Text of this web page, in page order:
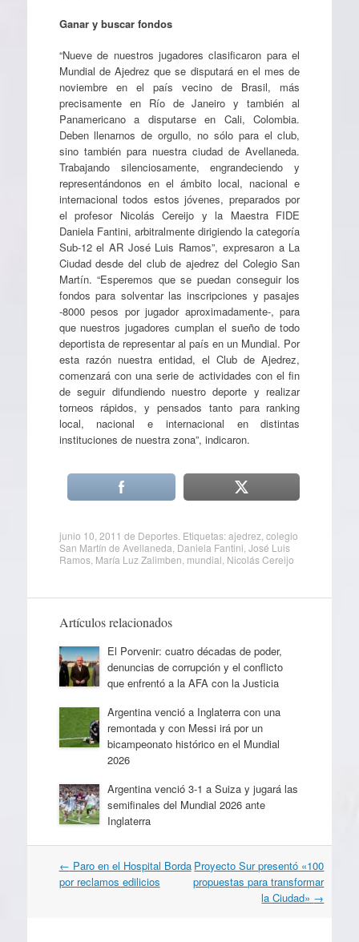
Ganar y buscar fondos
“Nueve de nuestros jugadores clasificaron para el
Mundial de Ajedrez que se disputará en el mes de
noviembre en el país vecino de Brasil, más
precisamente en Río de Janeiro y también al
Panamericano a disputarse en Cali, Colombia.
Deben llenarnos de orgullo, no sólo para el club,
sino también para nuestra ciudad de Avellaneda.
Trabajando silenciosamente, engrandeciendo y
representándonos en el ámbito local, nacional e
internacional todos estos jóvenes, preparados por
el profesor Nicolás Cereijo y la Maestra FIDE
Daniela Fantini, arbitralmente dirigiendo la categoría
Sub-12 el AR José Luis Ramos”, expresaron a La
Ciudad desde del club de ajedrez del Colegio San
Martín. “Esperemos que se puedan conseguir los
fondos para solventar las inscripciones y pasajes
-8000 pesos por jugador aproximadamente-, para
que nuestros jugadores cumplan el sueño de todo
deportista de representar al país en un Mundial. Por
esta razón nuestra entidad, el Club de Ajedrez,
comenzará con una serie de actividades con el fin
de seguir difundiendo nuestro deporte y realizar
torneos rápidos, y pensados tanto para ranking
local, nacional e internacional en distintas
instituciones de nuestra zona”, indicaron.
junio 10, 2011 de Deportes. Etiquetas:ajedrez, colegio
San Martín de Avellaneda Daniela Fantini José Luis
Ramos, María Luz Zalimben mundial Nicolás Cereijo
Artículos relacionados
El Porvenir: cuatro décadas de poder,
denuncias de corrupción y el conflicto
que enfrentó a la AFA con la Justicia
Argentina venció a Inglaterra con una
remontada y con Messi irá por un
bicampeonato histórico en el Mundial
2026
Argentina venció 3-1 a Suiza y jugará las
semifinales del Mundial 2026 ante
Inglaterra
Navegación
por
← Paro en el Hospital Borda
por reclamos edilicios
Proyecto Sur presentó «100
propuestas para transformar
la Ciudad» →